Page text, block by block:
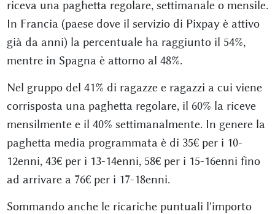
riceva una paghetta regolare, settimanale o mensile.
In Francia (paese dove il servizio di Pixpay è attivo
già da anni) la percentuale ha raggiunto il 54%,
mentre in Spagna è attorno al 48%.
Nel gruppo del 41% di ragazze e ragazzi a cui viene
corrisposta una paghetta regolare, il 60% la riceve
mensilmente e il 40% settimanalmente. In genere la
paghetta media programmata è di 35€ per i 10-
12enni, 43€ per i 13-14enni, 58€ per i 15-16enni fino
ad arrivare a 76€ per i 17-18enni.
Sommando anche le ricariche puntuali l'importo